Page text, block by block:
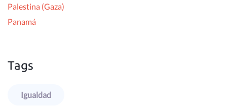
Palestina (Gaza)
Panamá
Tags
Igualdad